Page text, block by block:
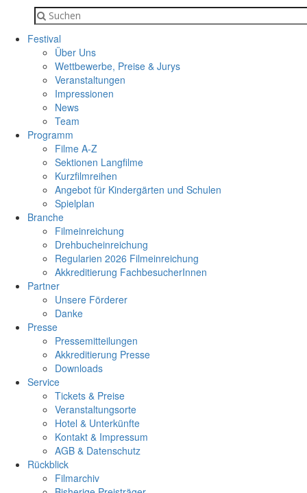
Festival
Über Uns
Wettbewerbe, Preise & Jurys
Veranstaltungen
Impressionen
News
Team
Programm
Filme A-Z
Sektionen Langfilme
Kurzfilmreihen
Angebot für Kindergärten und Schulen
Spielplan
Branche
Filmeinreichung
Drehbucheinreichung
Regularien 2026 Filmeinreichung
Akkreditierung FachbesucherInnen
Partner
Unsere Förderer
Danke
Presse
Pressemitteilungen
Akkreditierung Presse
Downloads
Service
Tickets & Preise
Veranstaltungsorte
Hotel & Unterkünfte
Kontakt & Impressum
AGB & Datenschutz
Rückblick
Filmarchiv